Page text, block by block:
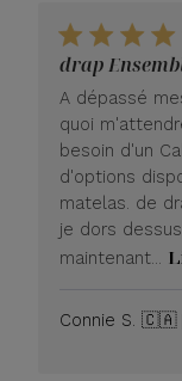
drap
A dépassé
quoi
besoin d'un
d'options
matelas. de
je dors
maintenant...
Connie S. 🇨🇦